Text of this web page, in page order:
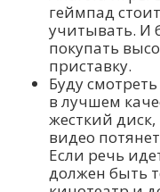
геймпад
учитывать. И
покупать
приставку.
Буду
в лучшем
жесткий диск,
видео
Если речь
должен быть